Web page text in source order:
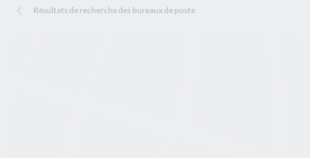
Résultats de recherche des bureaux de poste